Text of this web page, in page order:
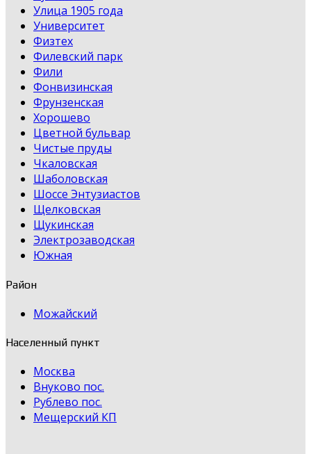
Улица 1905 года
Университет
Физтех
Филевский парк
Фили
Фонвизинская
Фрунзенская
Хорошево
Цветной бульвар
Чистые пруды
Чкаловская
Шаболовская
Шоссе Энтузиастов
Щелковская
Щукинская
Электрозаводская
Южная
Район
Можайский
Населенный пункт
Москва
Внуково пос.
Рублево пос.
Мещерский КП